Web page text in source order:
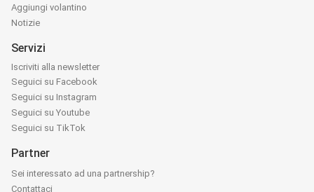
Aggiungi volantino
Notizie
Servizi
Iscriviti alla newsletter
Seguici su Facebook
Seguici su Instagram
Seguici su Youtube
Seguici su TikTok
Partner
Sei interessato ad una partnership?
Contattaci